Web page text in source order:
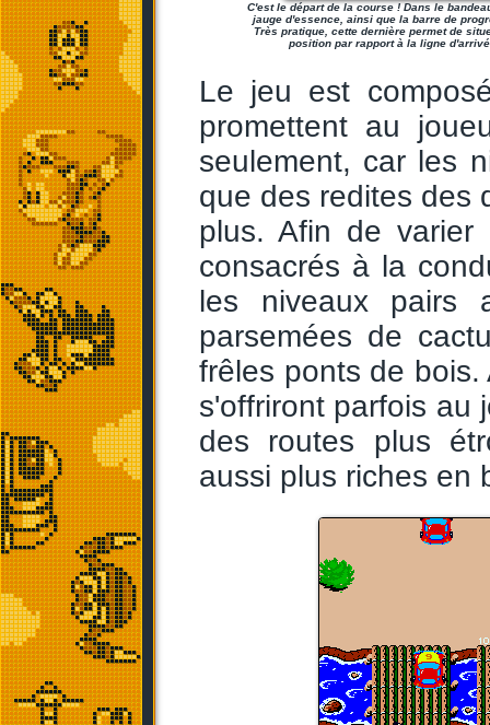
C'est le départ de la course ! Dans le
jauge d'essence, ainsi que la barre de
Très pratique, cette dernière permet de
position par rapport à la ligne
Le jeu est
promettent au
seulement, car les
que des redites des
plus. Afin de varier
consacrés à la
les niveaux pairs
parsemées de
frêles ponts de
s'offriront parfois au
des routes plus
aussi plus riches en